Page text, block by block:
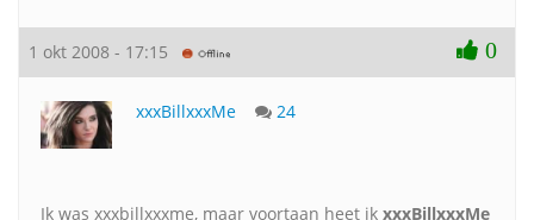
1 okt 2008 - 17:15 0
xxxBillxxxMe 24
Ik was xxxbillxxxme, maar voortaan heet ik xxxBillxxxMe